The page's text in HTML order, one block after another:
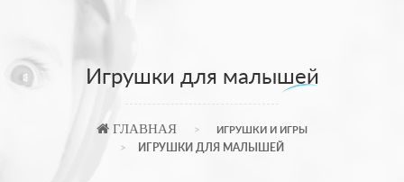
Игрушки для малышей
ГЛАВНАЯ ИГРУШКИ И ИГРЫ
ИГРУШКИ ДЛЯ МАЛЫШЕЙ